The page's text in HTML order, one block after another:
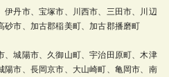
伊丹市、宝塚市、川西市、三田市、川辺
砂市、加古郡稲美町、加古郡播磨町
、城陽市、久御山町、宇治田原町、木津
陽市、長岡京市、大山崎町、亀岡市、南